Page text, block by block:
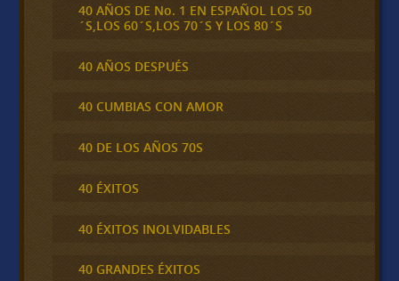
40 AÑOS DE No. 1 EN ESPAÑOL LOS 50
´S,LOS 60´S,LOS 70´S Y LOS 80´S
40 AÑOS DESPUÉS
40 CUMBIAS CON AMOR
40 DE LOS AÑOS 70S
40 ÉXITOS
40 ÉXITOS INOLVIDABLES
40 GRANDES ÉXITOS